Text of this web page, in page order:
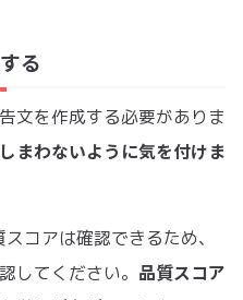
る
文を作成する必要がありま
まわないように気を付けま
コアは確認できるため、
してください。 品質スコア